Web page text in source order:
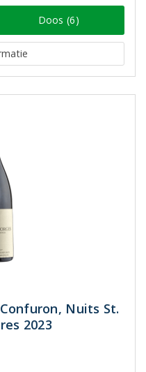
Doos (6)
Nuits St.
2023